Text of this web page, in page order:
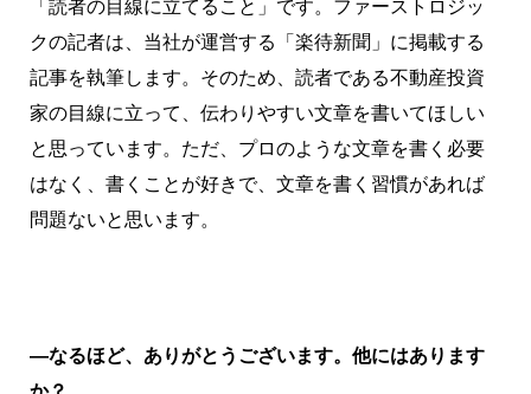
「読者の目線に立てること」です。ファーストロジッ
クの記者は、当社が運営する「楽待新聞」に掲載する
記事を執筆します。そのため、読者である不動産投資
家の目線に立って、伝わりやすい文章を書いてほしい
と思っています。ただ、プロのような文章を書く必要
はなく、書くことが好きで、文章を書く習慣があれば
問題ないと思います。
―なるほど、ありがとうございます。他にはあります